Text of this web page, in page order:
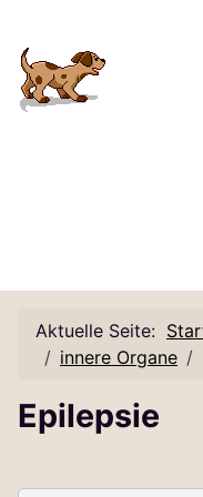
Aktuelle Seite:
innere Organe
Epilepsie